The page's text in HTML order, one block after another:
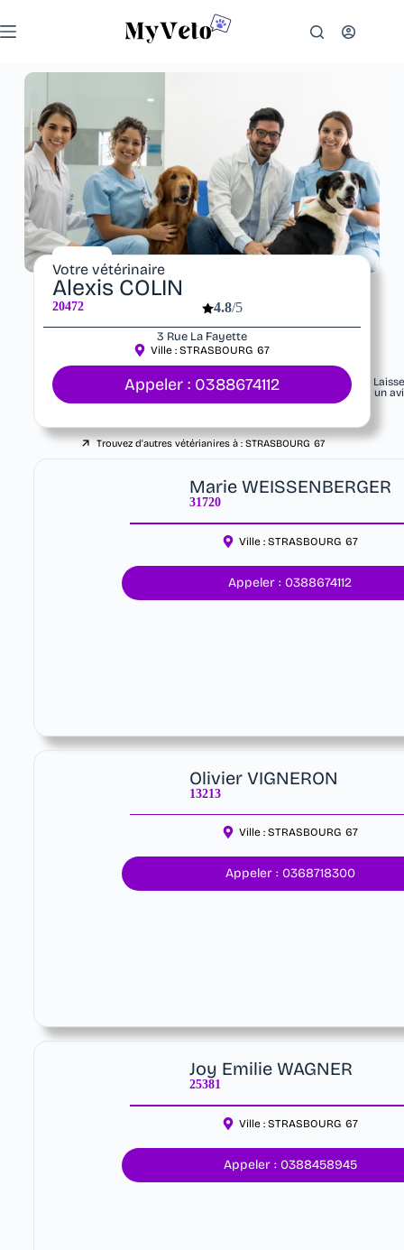
Votre vétérinaire
Alexis COLIN
20472 4.8/5
3 Rue La Fayette
Ville :STRASBOURG 67
Appeler : 0388674112
un
Trouvez d'autres vétérianires à : STRASBOURG 67
Marie WEISSENBERGER
31720
Ville :STRASBOURG 67
Appeler : 0388674112
Olivier VIGNERON
13213
Ville :STRASBOURG 67
Appeler : 0368718300
Joy Emilie WAGNER
25381
Ville :STRASBOURG 67
Appeler : 0388458945